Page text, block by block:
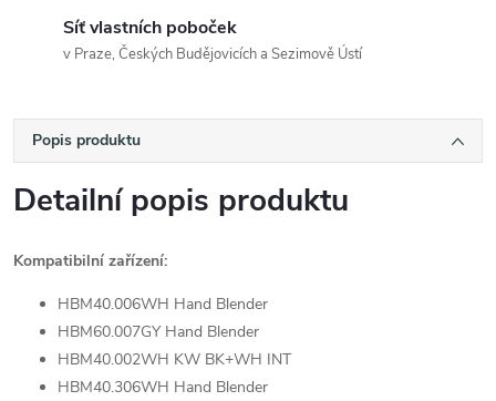
Síť vlastních poboček
v Praze, Českých Budějovicích a Sezimově Ústí
Popis produktu
Detailní popis produktu
Kompatibilní zařízení:
HBM40.006WH Hand Blender
HBM60.007GY Hand Blender
HBM40.002WH KW BK+WH INT
HBM40.306WH Hand Blender